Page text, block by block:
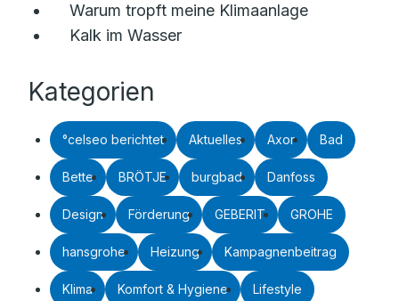
Warum tropft meine Klimaanlage
Kalk im Wasser
Kategorien
°celseo berichtet Aktuelles Axor Bad
Bette BRÖTJE burgbad Danfoss
Design Förderung GEBERIT GROHE
hansgrohe Heizung Kampagnenbeitrag
Klima Komfort & Hygiene Lifestyle